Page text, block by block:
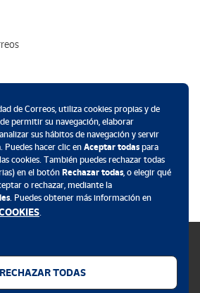
de Correos, utiliza cookies propias y de
permitir su navegación, elaborar
sus hábitos de navegación y servir
Puedes hacer clic en Aceptar todaspara
cookies. También puedes rechazar todas
en el botón Rechazar todas, o elegir qué
o rechazar, mediante la
. Puedes obtener más información en
.
RECHAZAR TODAS